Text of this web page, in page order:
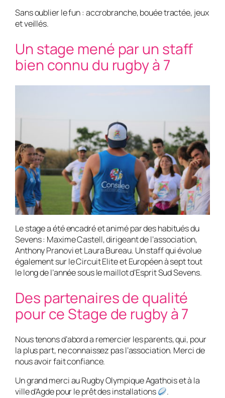
Sans oublier le fun : accrobranche, bouée tractée, jeux
et veillés.
Un stage mené par un staff
bien connu du rugby à 7
Le stage a été encadré et animé par des habitués du
Sevens : Maxime Castell, dirigeant de l’association,
Anthony Pranovi et Laura Bureau. Un staff qui évolue
également sur le Circuit Elite et Européen à sept tout
le long de l’année sous le maillot d’Esprit Sud Sevens.
Des partenaires de qualité
pour ce Stage de rugby à 7
Nous tenons d’abord a remercier les parents, qui, pour
la plus part, ne connaissez pas l’association. Merci de
nous avoir fait confiance.
Un grand merci au Rugby Olympique Agathois et à la
ville d’Agde pour le prêt des installations
.